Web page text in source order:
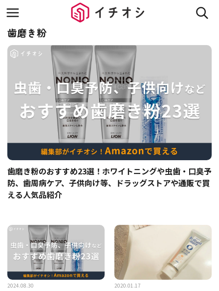
歯磨き粉
歯磨き粉のおすすめ23選！ホワイトニングや虫歯・口臭予
防、歯周病ケア、子供向け等、ドラッグストアや通販で買
える人気品紹介
2024.08.30 2020.01.17